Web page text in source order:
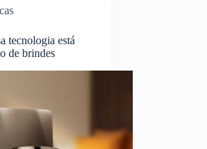
tecnologia está
de brindes